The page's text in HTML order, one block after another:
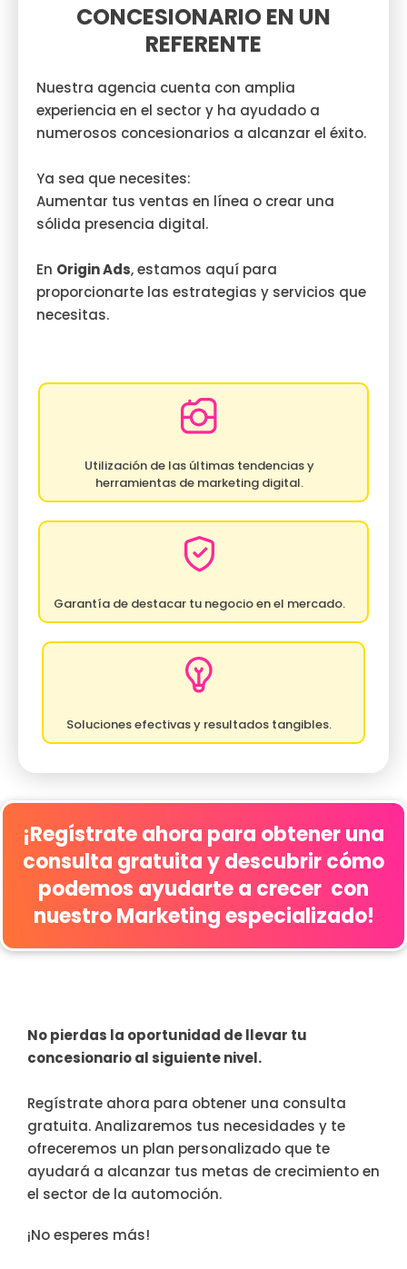
CONCESIONARIO EN UN
REFERENTE
Nuestra agencia cuenta con amplia
experiencia en el sector y ha ayudado a
numerosos concesionarios a alcanzar el éxito.
Ya sea que necesites:
Aumentar tus ventas en línea o crear una
sólida presencia digital.
En Origin Ads, estamos aquí para
proporcionarte las estrategias y servicios que
necesitas.
Utilización de las últimas tendencias y
herramientas de marketing digital.
Garantía de destacar tu negocio en el mercado.
Soluciones efectivas y resultados tangibles.
¡Regístrate ahora para obtener una
consulta gratuita y descubrir cómo
podemos ayudarte a crecer con
nuestro Marketing especializado!
No pierdas la oportunidad de llevar tu
concesionario al siguiente nivel.
Regístrate ahora para obtener una consulta
gratuita. Analizaremos tus necesidades y te
ofreceremos un plan personalizado que te
ayudará a alcanzar tus metas de crecimiento en
el sector de la automoción.
¡No esperes más!